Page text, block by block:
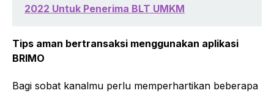
2022 Untuk Penerima BLT UMKM
Tips aman bertransaksi menggunakan aplikasi
BRIMO
Bagi sobat kanalmu perlu memperhartikan beberapa